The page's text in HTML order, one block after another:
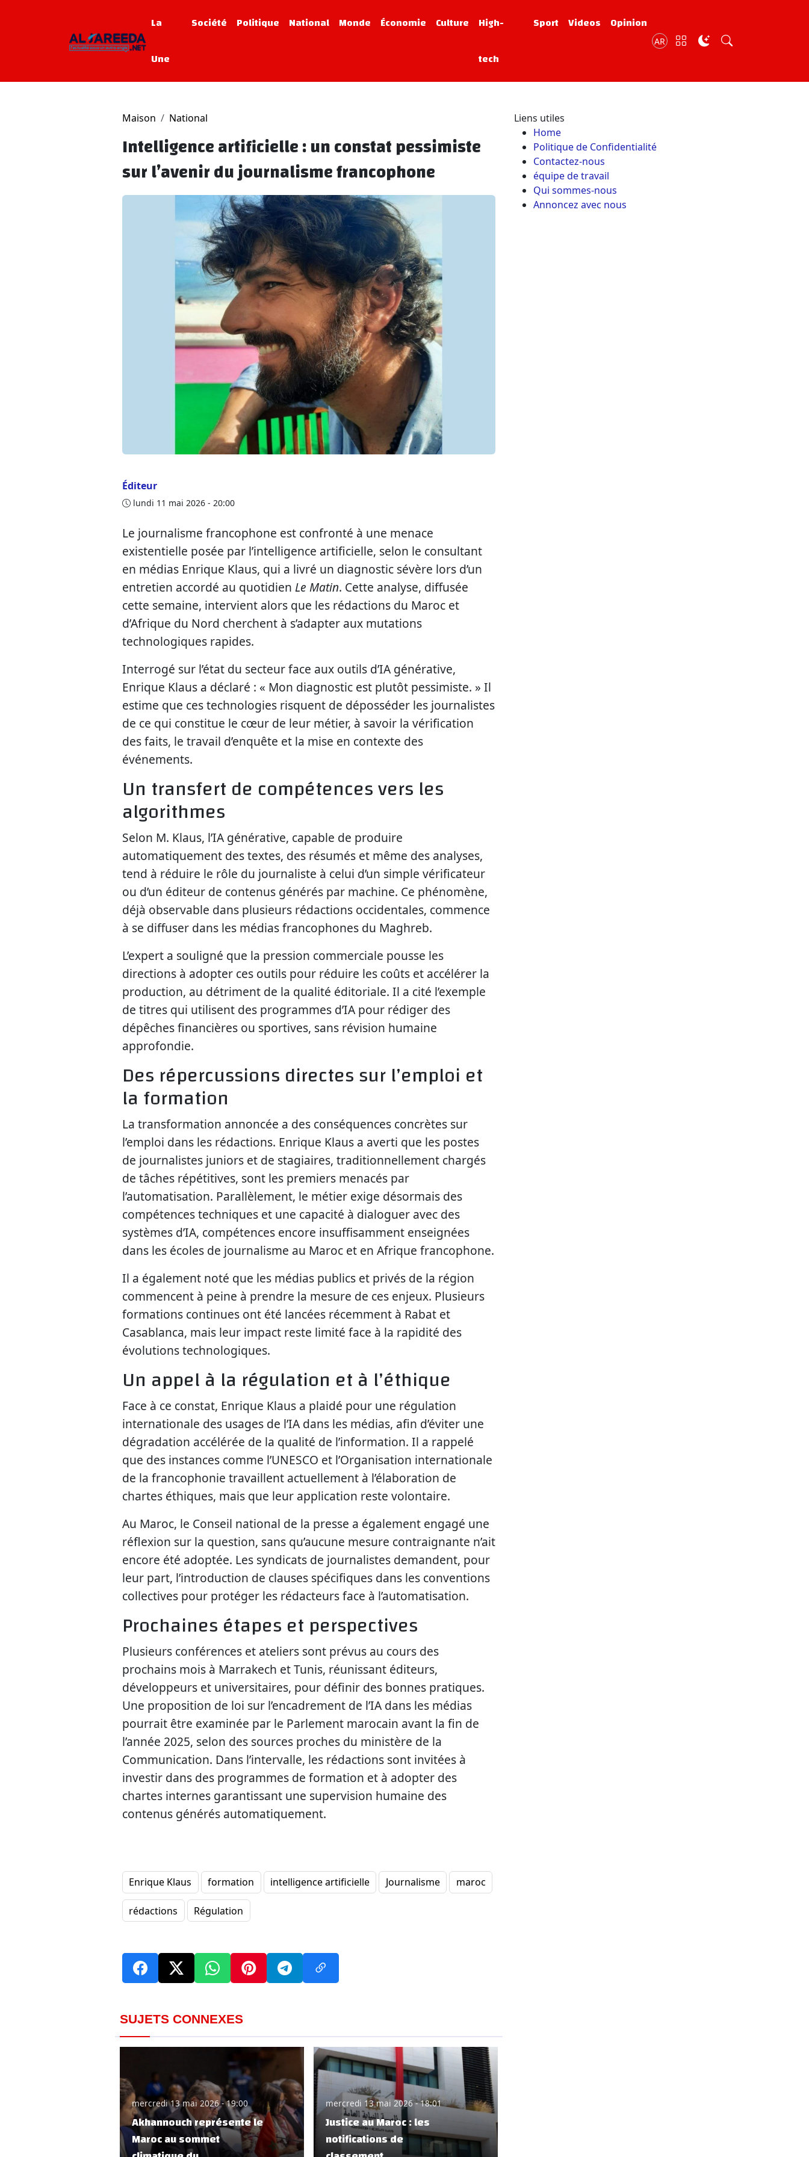
La
Une
Société Politique National Monde Économie Culture High-
tech
Sport Videos Opinion
AR
Maison National
Intelligence artificielle : un constat pessimiste
sur l’avenir du journalisme francophone
Éditeur
lundi 11 mai 2026 - 20:00
Le journalisme francophone est confronté à une menace
existentielle posée par l’intelligence artificielle, selon le consultant
en médias Enrique Klaus, qui a livré un diagnostic sévère lors d’un
entretien accordé au quotidien Le Matin. Cette analyse, diffusée
cette semaine, intervient alors que les rédactions du Maroc et
d’Afrique du Nord cherchent à s’adapter aux mutations
technologiques rapides.
Interrogé sur l’état du secteur face aux outils d’IA générative,
Enrique Klaus a déclaré : « Mon diagnostic est plutôt pessimiste. » Il
estime que ces technologies risquent de déposséder les journalistes
de ce qui constitue le cœur de leur métier, à savoir la vérification
des faits, le travail d’enquête et la mise en contexte des
événements.
Un transfert de compétences vers les
algorithmes
Selon M. Klaus, l’IA générative, capable de produire
automatiquement des textes, des résumés et même des analyses,
tend à réduire le rôle du journaliste à celui d’un simple vérificateur
ou d’un éditeur de contenus générés par machine. Ce phénomène,
déjà observable dans plusieurs rédactions occidentales, commence
à se diffuser dans les médias francophones du Maghreb.
L’expert a souligné que la pression commerciale pousse les
directions à adopter ces outils pour réduire les coûts et accélérer la
production, au détriment de la qualité éditoriale. Il a cité l’exemple
de titres qui utilisent des programmes d’IA pour rédiger des
dépêches financières ou sportives, sans révision humaine
approfondie.
Des répercussions directes sur l’emploi et
la formation
La transformation annoncée a des conséquences concrètes sur
l’emploi dans les rédactions. Enrique Klaus a averti que les postes
de journalistes juniors et de stagiaires, traditionnellement chargés
de tâches répétitives, sont les premiers menacés par
l’automatisation. Parallèlement, le métier exige désormais des
compétences techniques et une capacité à dialoguer avec des
systèmes d’IA, compétences encore insuffisamment enseignées
dans les écoles de journalisme au Maroc et en Afrique francophone.
Il a également noté que les médias publics et privés de la région
commencent à peine à prendre la mesure de ces enjeux. Plusieurs
formations continues ont été lancées récemment à Rabat et
Casablanca, mais leur impact reste limité face à la rapidité des
évolutions technologiques.
Un appel à la régulation et à l’éthique
Face à ce constat, Enrique Klaus a plaidé pour une régulation
internationale des usages de l’IA dans les médias, afin d’éviter une
dégradation accélérée de la qualité de l’information. Il a rappelé
que des instances comme l’UNESCO et l’Organisation internationale
de la francophonie travaillent actuellement à l’élaboration de
chartes éthiques, mais que leur application reste volontaire.
Au Maroc, le Conseil national de la presse a également engagé une
réflexion sur la question, sans qu’aucune mesure contraignante n’ait
encore été adoptée. Les syndicats de journalistes demandent, pour
leur part, l’introduction de clauses spécifiques dans les conventions
collectives pour protéger les rédacteurs face à l’automatisation.
Prochaines étapes et perspectives
Plusieurs conférences et ateliers sont prévus au cours des
prochains mois à Marrakech et Tunis, réunissant éditeurs,
développeurs et universitaires, pour définir des bonnes pratiques.
Une proposition de loi sur l’encadrement de l’IA dans les médias
pourrait être examinée par le Parlement marocain avant la fin de
l’année 2025, selon des sources proches du ministère de la
Communication. Dans l’intervalle, les rédactions sont invitées à
investir dans des programmes de formation et à adopter des
chartes internes garantissant une supervision humaine des
contenus générés automatiquement.
Enrique Klaus formation intelligence artificielle Journalisme maroc
rédactions Régulation
SUJETS CONNEXES
mercredi 13 mai 2026 - 19:00
Akhannouch représente le
Maroc au sommet
mercredi 13 mai 2026 - 18:01
Justice au Maroc : les
notifications de
Liens utiles
Home
Politique de Confidentialité
Contactez-nous
équipe de travail
Qui sommes-nous
Annoncez avec nous